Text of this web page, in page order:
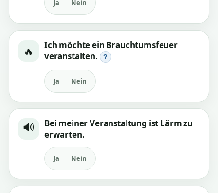
Ja Nein
🔥
Ich möchte ein Brauchtumsfeuer
veranstalten.
?
Ja Nein
🔊
Bei meiner Veranstaltung ist Lärm zu
erwarten.
Ja Nein